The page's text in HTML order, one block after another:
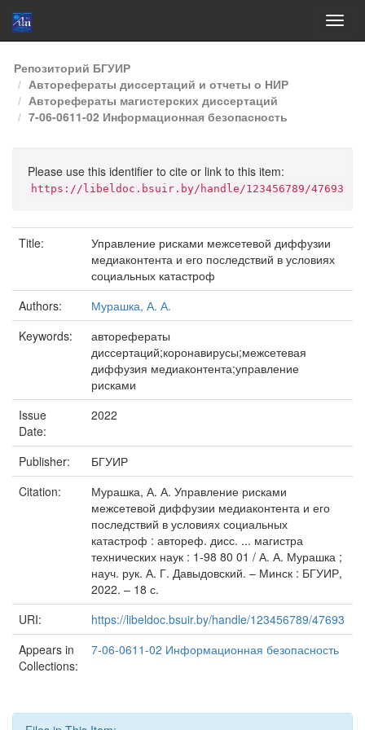
Skip
navigation
Репозиторий БГУИР
Авторефераты диссертаций и отчеты о НИР
Авторефераты магистерских диссертаций
7-06-0611-02 Информационная безопасность
Please use this identifier to cite or link to this item:
https://libeldoc.bsuir.by/handle/123456789/47693
Title:
Управление рисками межсетевой диффузии
медиаконтента и его последствий в условиях
социальных катастроф
Authors:
Мурашка, А. А.
Keywords:
авторефераты
диссертаций;коронавирусы;межсетевая
диффузия медиаконтента;управление
рисками
Issue
Date:
2022
Publisher:
БГУИР
Citation:
Мурашка, А. А. Управление рисками
межсетевой диффузии медиаконтента и его
последствий в условиях социальных
катастроф : автореф. дисс. ... магистра
технических наук : 1-98 80 01 / А. А. Мурашка ;
науч. рук. А. Г. Давыдовский. – Минск : БГУИР,
2022. – 18 с.
URI:
https://libeldoc.bsuir.by/handle/123456789/47693
Appears in
Collections:
7-06-0611-02 Информационная безопасность